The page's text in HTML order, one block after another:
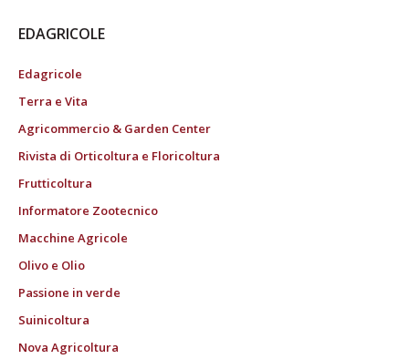
EDAGRICOLE
Edagricole
Terra e Vita
Agricommercio & Garden Center
Rivista di Orticoltura e Floricoltura
Frutticoltura
Informatore Zootecnico
Macchine Agricole
Olivo e Olio
Passione in verde
Suinicoltura
Nova Agricoltura